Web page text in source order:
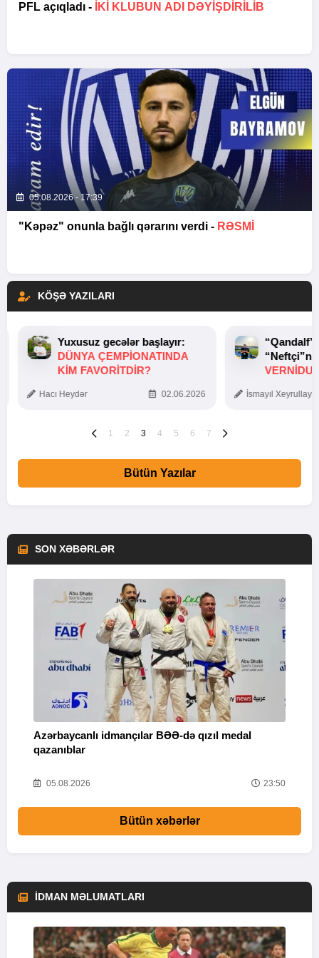
PFL açıqladı - İKİ KLUBUN ADI DƏYİŞDİRİLİB
05.08.2026 - 17:39
"Kəpəz" onunla bağlı qərarını verdi - RƏSMİ
KÖŞƏ YAZILARI
Yuxusuz gecələr başlayır:
DÜNYA ÇEMPIONATINDA
KIM FAVORITDIR?
Hacı Heydər 02.06.2026 İsmayıl
1 2 3 4 5 6 7
Bütün Yazılar
SON XƏBƏRLƏR
Azərbaycanlı idmançılar BƏƏ-də qızıl medal
qazanıblar
05.08.2026 23:50
Bütün xəbərlər
İDMAN MƏLUMATLARI